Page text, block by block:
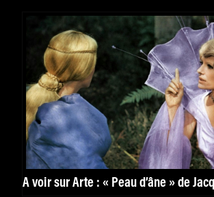
À voir sur Arte : « Peau d’âne » de